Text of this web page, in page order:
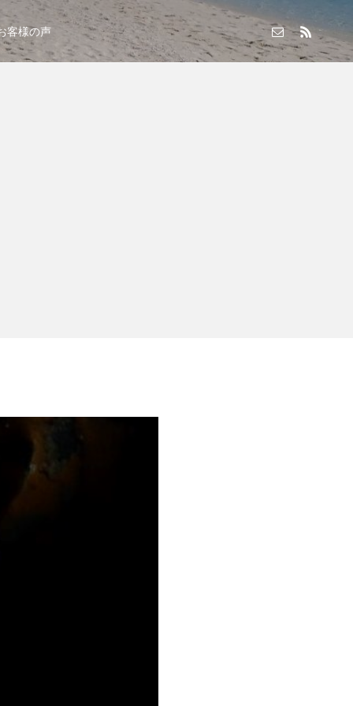
客様の声